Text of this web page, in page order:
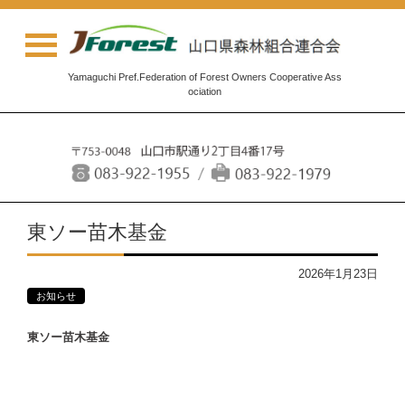
Yamaguchi Pref.Federation of Forest Owners Cooperative Ass
ociation
東ソー苗木基金
2026年1月23日
お知らせ
東ソー苗木基金